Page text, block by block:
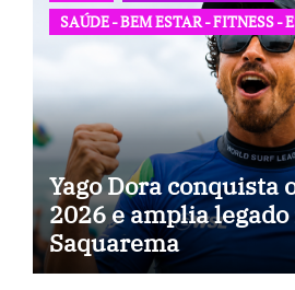
SAÚDE - BEM ESTAR - FITNESS -
Yago Dora conquista
2026 e amplia legado
Saquarema